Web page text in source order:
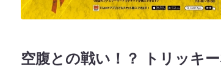
空腹との戦い！？ トリッキ